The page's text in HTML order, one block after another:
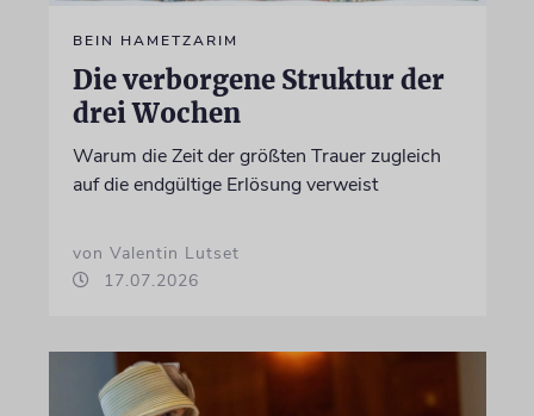
BEIN HAMETZARIM
Die verborgene Struktur der
drei Wochen
Warum die Zeit der größten Trauer zugleich
auf die endgültige Erlösung verweist
von Valentin Lutset
17.07.2026